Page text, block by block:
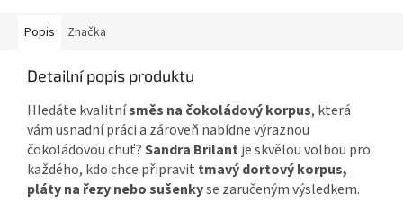
Popis Značka
Detailní popis produktu
Hledáte kvalitnísměs na čokoládový korpus, která
vám usnadní práci a zároveň nabídne výraznou
čokoládovou chuť?Sandra Brilantje skvělou volbou pro
každého, kdo chce připravit tmavý dortový korpus,
pláty na řezy nebo sušenkyse zaručeným výsledkem.